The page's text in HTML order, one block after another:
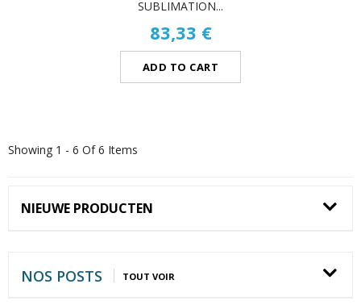
SUBLIMATION...
83,33 €
ADD TO CART
Showing 1 - 6 Of 6 Items
NIEUWE PRODUCTEN
NOS POSTS TOUT VOIR